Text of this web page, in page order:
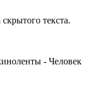
текста.
- Человек